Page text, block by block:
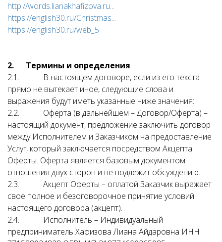
http://words.lianakhafizova.ru...
https://english30.ru/Christmas...
https://english30.ru/web_5
2. Термины и определения
2.1. В настоящем договоре, если из его текста
прямо не вытекает иное, следующие слова и
выражения будут иметь указанные ниже значения:
2.2. Оферта (в дальнейшем – Договор/Оферта) –
настоящий документ, предложение заключить договор
между Исполнителем и Заказчиком на предоставление
Услуг, который заключается посредством Акцепта
Оферты. Оферта является базовым документом
отношения двух сторон и не подлежит обсуждению.
2.3. Акцепт Оферты – оплатой Заказчик выражает
свое полное и безоговорочное принятие условий
настоящего договора (акцепт).
2.4. Исполнитель – Индивидуальный
предприниматель Хафизова Лиана Айдаровна ИНН